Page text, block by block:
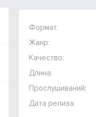
Формат:
Жанр:
Качество:
Длина:
Прослушиваний:
Дата релиза: